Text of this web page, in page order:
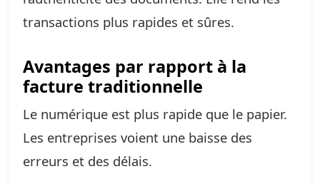
transactions plus rapides et sûres.
Avantages par rapport à la
facture traditionnelle
Le numérique est plus rapide que le papier.
Les entreprises voient une baisse des
erreurs et des délais.